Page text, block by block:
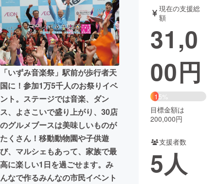
アート・写真 音楽
テクノロジー・ガジェット ゲーム・
映像・映画 書籍・雑誌
ビジネス・起業 チャレンジ
まちづくり・地域活性化
CAMPFIRE for Social Good
CAMPFIRE Creation
CAMPFIREふるさと納税machi-ya コミュニティ
「いずみ音楽祭」駅前が歩行者天
国に！参加1万5千人のお祭りイベ
ント。ステージでは音楽、ダン
ス、よさこいで盛り上がり、30店
のグルメブースは美味しいものが
たくさん！移動動物園や子供遊
び、マルシェもあって、家族で最
高に楽しい1日を過ごせます。み
んなで作るみんなの市民イベント
現在の支援総
額
31,0
00円
15%
目標金額は
200,000円
支援者数
5人